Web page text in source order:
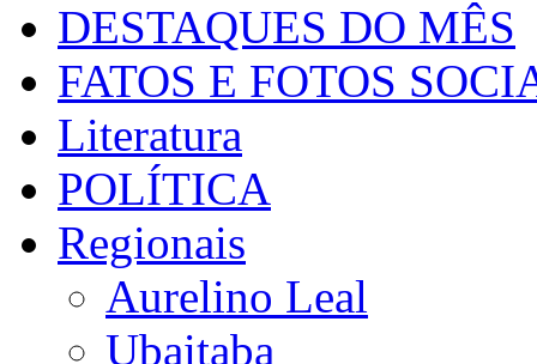
DESTAQUES DO MÊS
FATOS E FOTOS
Literatura
POLÍTICA
Regionais
Aurelino Leal
Ubaitaba